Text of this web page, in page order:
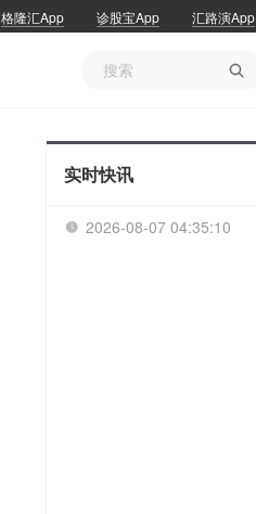
格隆汇App 诊股宝App 汇路演App

实时快讯
 2026-08-07 04:35:11